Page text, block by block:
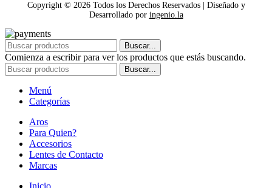
Copyright © 2026Todos los Derechos Reservados | Diseñado y
Desarrollado por ingenio.la
Buscar...
Comienza a escribir para ver los productos que estás buscando.
Buscar...
Menú
Categorías
Aros
Para Quien?
Accesorios
Lentes de Contacto
Marcas